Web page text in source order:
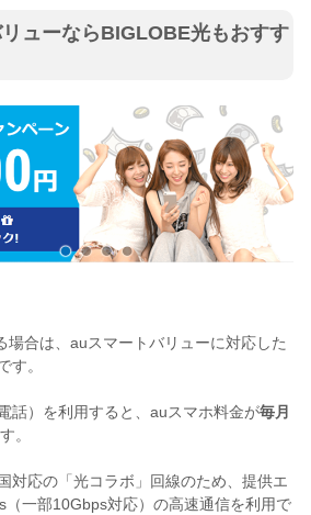
ューならBIGLOBE光もおすす
場合は、auスマートバリューに対応した
す。
話）を利用すると、auスマホ料金が毎月
。
対応の「光コラボ」回線のため、提供エ
（一部10Gbps対応）の高速通信を利用で